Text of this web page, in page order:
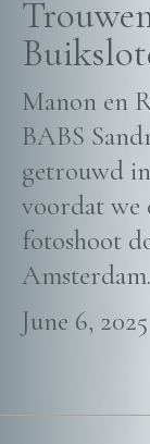
Manon en
BABS
getrouwd
voordat we
fotoshoot
Amsterdam.
June 6, 2025